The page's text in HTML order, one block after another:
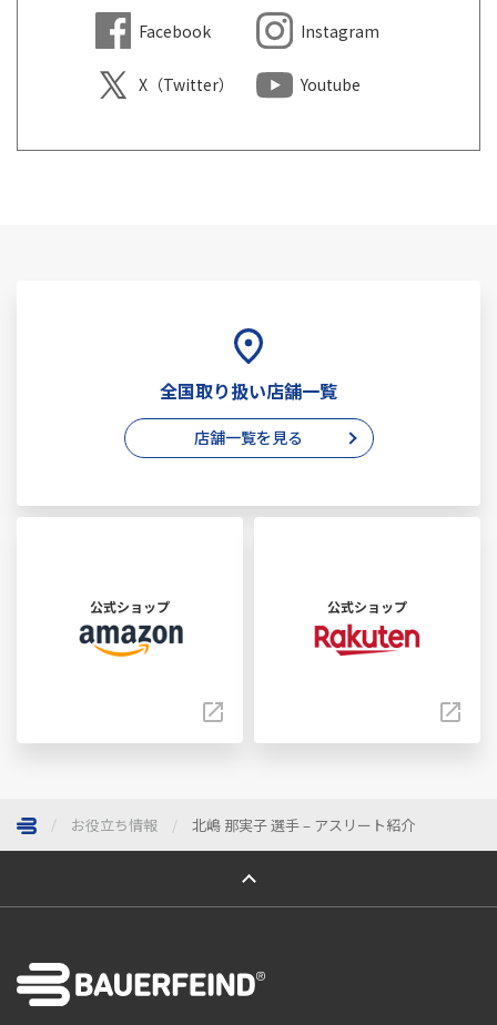
Facebook Instagram
X（Twitter） Youtube
全国取り扱い店舗一覧
店舗一覧を見る
公式ショップ 公式ショップ
お役立ち情報 北嶋 那実子 選手 – アスリート紹介
ページトップへ